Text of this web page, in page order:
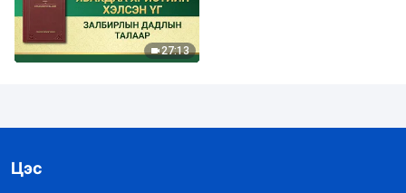
27:13
Цэс